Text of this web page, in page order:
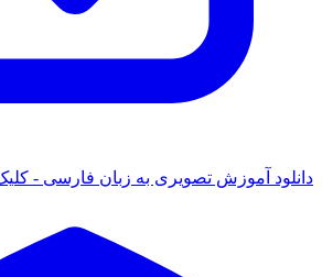
آموزش تصویری به زبان فارسی - کلیک کنید